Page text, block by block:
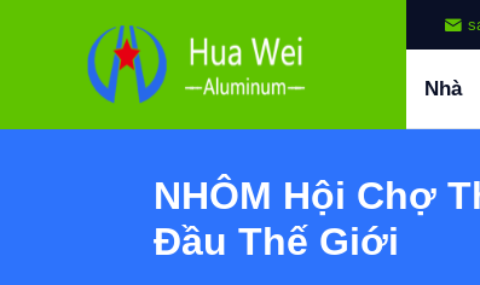
Nhà
NHÔM Hội Chợ
Đầu Thế Giới